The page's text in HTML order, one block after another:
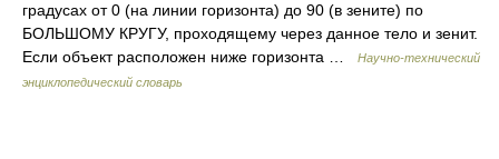
градусах от 0 (на линии горизонта) до 90 (в зените) по
БОЛЬШОМУ КРУГУ, проходящему через данное тело и зенит.
Если объект расположен ниже горизонта …
Научно-технический
энциклопедический словарь